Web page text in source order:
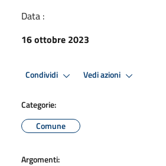
Data :
16 ottobre 2023
Condividi Vedi azioni
Categorie:
Comune
Argomenti: